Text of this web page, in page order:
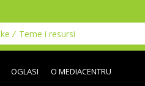
Teme i resursi
OGLASI O MEDIACENTRU